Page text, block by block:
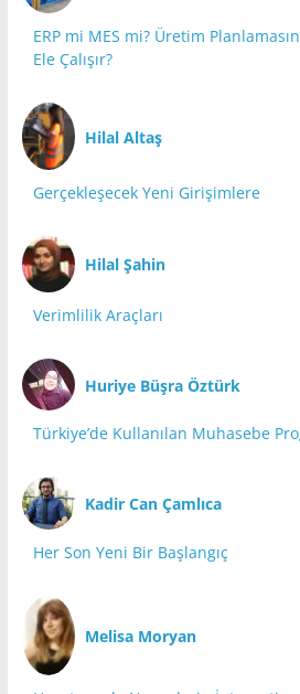
ERP mi MES mi? Üretim
Ele Çalışır?
Hilal Altaş
Gerçekleşecek Yeni Girişimlere
Hilal Şahin
Verimlilik Araçları
Huriye Büşra Öztürk
Türkiye’de Kullanılan Muhasebe
Kadir Can Çamlıca
Her Son Yeni Bir Başlangıç
Melisa Moryan